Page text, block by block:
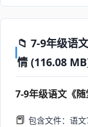
📁 7-9年级语
情 (116.08
7-9年级语文《
📕 包含文件：语